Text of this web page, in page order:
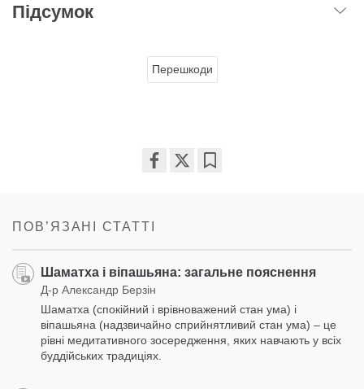
Підсумок
Перешкоди
ПОВʼЯЗАНІ СТАТТІ
Шаматха і віпашьяна: загальне пояснення
Д-р Александр Берзін
Шаматха (спокійний і врівноважений стан ума) і
віпашьяна (надзвичайно сприйнятливий стан ума) – це
рівні медитативного зосередження, яких навчають у всіх
буддійських традиціях.